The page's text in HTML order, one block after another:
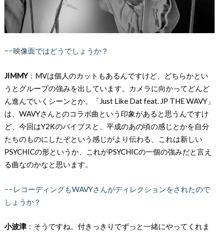
−−映像面ではどうでしょうか？
JIMMY：MVは個人のカットもあるんですけど、どちらかとい
うとグループの強みを出しています。カメラに向かってどんど
ん進んでいくシーンとか。「Just Like Dat feat. JP THE WAVY」
は、WAVYさんとのコラボ曲という印象があると思うんですけ
ど、今回はY2Kのバイブスと、平成のあの頃の感じとかを自分
たちのものにしたぞという感じがより伝わる、これは新しい
PSYCHICの形というか、これがPSYCHICの一個の強みだと言え
る曲なのかなと思います。
−−レコーディングもWAVYさんがディレクションをされたので
しょうか？
小波津：そうですね。付きっきりでずっと一緒にやってくれま